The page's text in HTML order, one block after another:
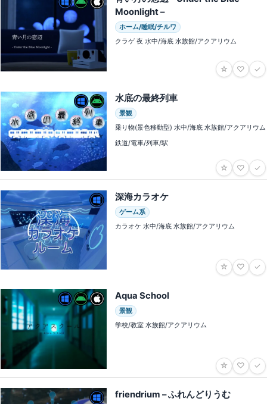
Moonlight –
ホーム/睡眠/チルワ
クラゲ 夜 水中/海底 水族館/アクアリウム
☆ ♡ ✓
水底の最終列車
景観
乗り物(景色移動型) 水中/海底 水族館/アクアリウム
鉄道/電車/列車/駅
☆ ♡ ✓
深海カラオケ
ゲーム系
カラオケ 水中/海底 水族館/アクアリウム
☆ ♡ ✓
Aqua School
景観
学校/教室 水族館/アクアリウム
☆ ♡ ✓
friendrium – ふれんどりうむ